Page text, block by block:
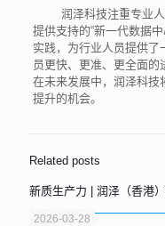
润泽科技注重专业人
提供支持的“新一代数据
实践，为行业人员提供
员更快、更准、更全面的
在未来发展中，润泽科技
提升的机会。
Related posts
2026-03-28
新质生产力 | 润泽（香港